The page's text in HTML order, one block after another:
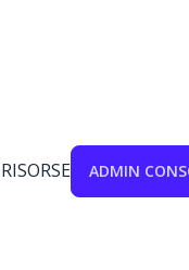
RISORSE ADMIN